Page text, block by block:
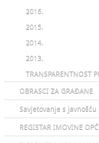
2016.
2015.
2014.
2013.
TRANSPARENTNOST
OBRASCI ZA GRAĐANE
Savjetovanje s javnošću
REGISTAR IMOVINE